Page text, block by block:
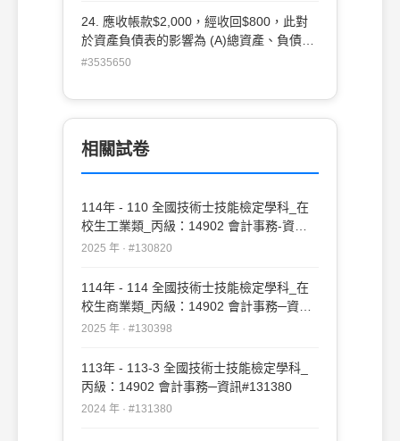
24. 應收帳款$2,000，經收回$800，此對
於資產負債表的影響為 (A)總資產、負債及
權益均無變動 (B)總資產減少，負債和權益
(D)應收帳款減少$800，權益也減少
$800。
#3535650
相關試卷
114年 - 110 全國技術士技能檢定學科_在
校生工業類_丙級：14902 會計事務-資訊
#130820
2025 年 · #130820
114年 - 114 全國技術士技能檢定學科_在
校生商業類_丙級：14902 會計事務─資訊
#130398
2025 年 · #130398
113年 - 113-3 全國技術士技能檢定學科_
丙級：14902 會計事務─資訊#131380
2024 年 · #131380